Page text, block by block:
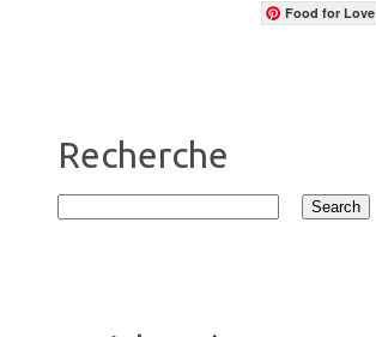
Food for Love
Recherche